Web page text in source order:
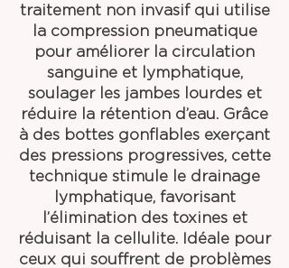
traitement non invasif qui utilise
la compression pneumatique
pour améliorer la circulation
sanguine et lymphatique,
soulager les jambes lourdes et
réduire la rétention d’eau. Grâce
à des bottes gonflables exerçant
des pressions progressives, cette
technique stimule le drainage
lymphatique, favorisant
l’élimination des toxines et
réduisant la cellulite. Idéale pour
ceux qui souffrent de problèmes